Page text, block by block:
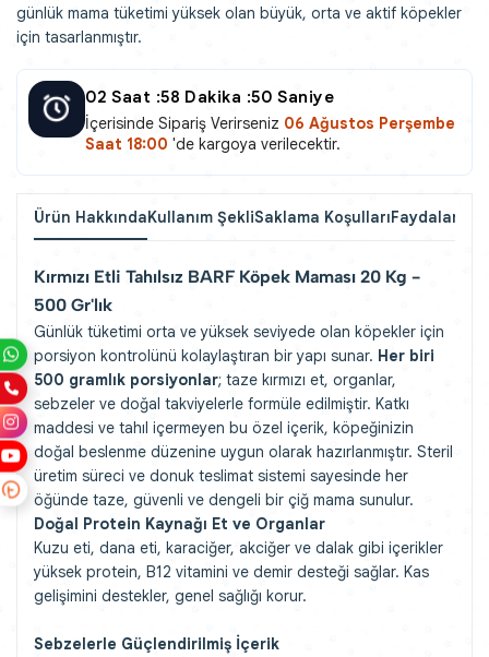
günlük mama tüketimi yüksek olan büyük, orta ve aktif köpekler
için tasarlanmıştır.
02 Saat :58 Dakika :50 Saniye
İçerisinde Sipariş Verirseniz 06 Ağustos Perşembe
Saat 18:00 'de kargoya verilecektir.
Ürün HakkındaKullanım ŞekliSaklama KoşullarıFaydaları
Kırmızı Etli Tahılsız BARF Köpek Maması 20 Kg -
500 Gr'lık
Günlük tüketimi orta ve yüksek seviyede olan köpekler için
porsiyon kontrolünü kolaylaştıran bir yapı sunar. Her biri
500 gramlık porsiyonlar; taze kırmızı et, organlar,
sebzeler ve doğal takviyelerle formüle edilmiştir. Katkı
maddesi ve tahıl içermeyen bu özel içerik, köpeğinizin
doğal beslenme düzenine uygun olarak hazırlanmıştır. Steril
üretim süreci ve donuk teslimat sistemi sayesinde her
öğünde taze, güvenli ve dengeli bir çiğ mama sunulur.
Doğal Protein Kaynağı Et ve Organlar
Kuzu eti, dana eti, karaciğer, akciğer ve dalak gibi içerikler
yüksek protein, B12 vitamini ve demir desteği sağlar. Kas
gelişimini destekler, genel sağlığı korur.
Sebzelerle Güçlendirilmiş İçerik